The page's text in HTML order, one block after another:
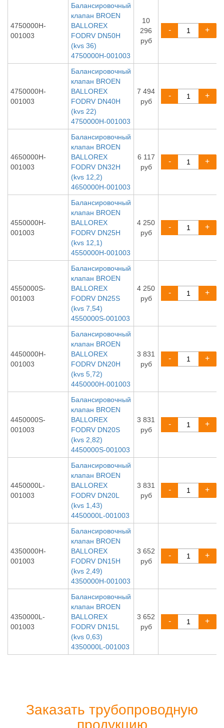
4750000H-
001003
Балансировочный
клапан BROEN
BALLOREX
FODRV DN50H
(kvs 36)
4750000H-001003
10
296
руб
- +
4750000H-
001003
Балансировочный
клапан BROEN
BALLOREX
FODRV DN40H
(kvs 22)
4750000H-001003
7 494
руб
- +
4650000H-
001003
Балансировочный
клапан BROEN
BALLOREX
FODRV DN32H
(kvs 12,2)
4650000H-001003
6 117
руб
- +
4550000H-
001003
Балансировочный
клапан BROEN
BALLOREX
FODRV DN25H
(kvs 12,1)
4550000H-001003
4 250
руб
- +
4550000S-
001003
Балансировочный
клапан BROEN
BALLOREX
FODRV DN25S
(kvs 7,54)
4550000S-001003
4 250
руб
- +
4450000H-
001003
Балансировочный
клапан BROEN
BALLOREX
FODRV DN20H
(kvs 5,72)
4450000H-001003
3 831
руб
- +
4450000S-
001003
Балансировочный
клапан BROEN
BALLOREX
FODRV DN20S
(kvs 2,82)
4450000S-001003
3 831
руб
- +
4450000L-
001003
Балансировочный
клапан BROEN
BALLOREX
FODRV DN20L
(kvs 1,43)
4450000L-001003
3 831
руб
- +
4350000H-
001003
Балансировочный
клапан BROEN
BALLOREX
FODRV DN15H
(kvs 2,49)
4350000H-001003
3 652
руб
- +
4350000L-
001003
Балансировочный
клапан BROEN
BALLOREX
FODRV DN15L
(kvs 0,63)
4350000L-001003
3 652
руб
- +
Заказать трубопроводную
продукцию